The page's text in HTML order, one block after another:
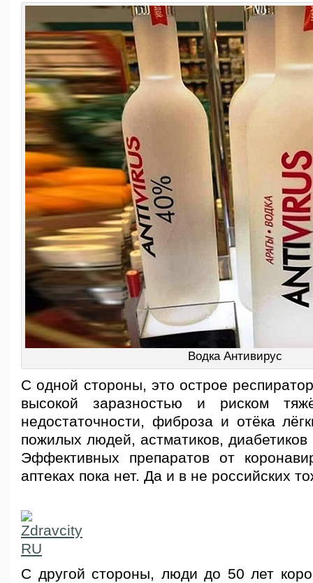
Водка Антивирус
С одной стороны, это острое
высокой заразностью и риском
недостаточности, фиброза и отёка
пожилых людей, астматиков, диабетиков
Эффективных препаратов от
аптеках пока нет. Да и в не российских
С другой стороны, люди до 50 лет